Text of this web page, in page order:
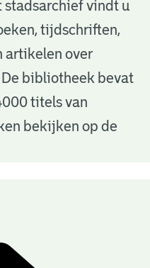
vindt u
tijdschriften,
artikelen over
bibliotheek bevat
titels van
bekijken op de